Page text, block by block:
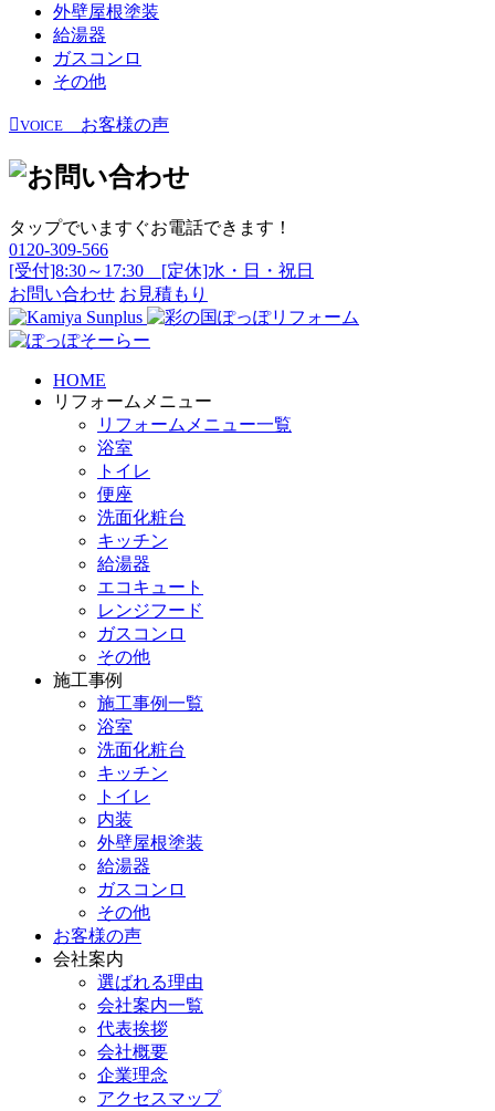
外壁屋根塗装
給湯器
ガスコンロ
その他
VOICE お客様の声
タップでいますぐお電話できます！
0120-309-566
[受付]8:30～17:30 [定休]水・日・祝日
お問い合わせ お見積もり
HOME
リフォームメニュー
リフォームメニュー一覧
浴室
トイレ
便座
洗面化粧台
キッチン
給湯器
エコキュート
レンジフード
ガスコンロ
その他
施工事例
施工事例一覧
浴室
洗面化粧台
キッチン
トイレ
内装
外壁屋根塗装
給湯器
ガスコンロ
その他
お客様の声
会社案内
選ばれる理由
会社案内一覧
代表挨拶
会社概要
企業理念
アクセスマップ